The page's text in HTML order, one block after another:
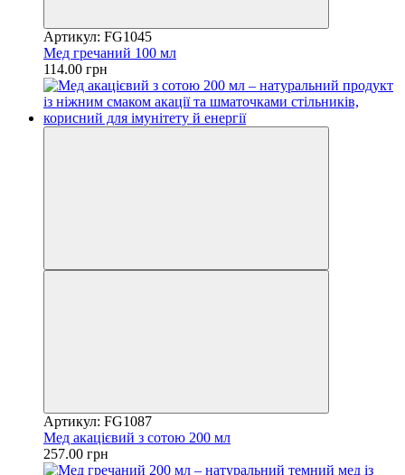
Артикул: FG1045
Мед гречаний 100 мл
114.00 грн
Артикул: FG1087
Мед акацієвий з сотою 200 мл
257.00 грн